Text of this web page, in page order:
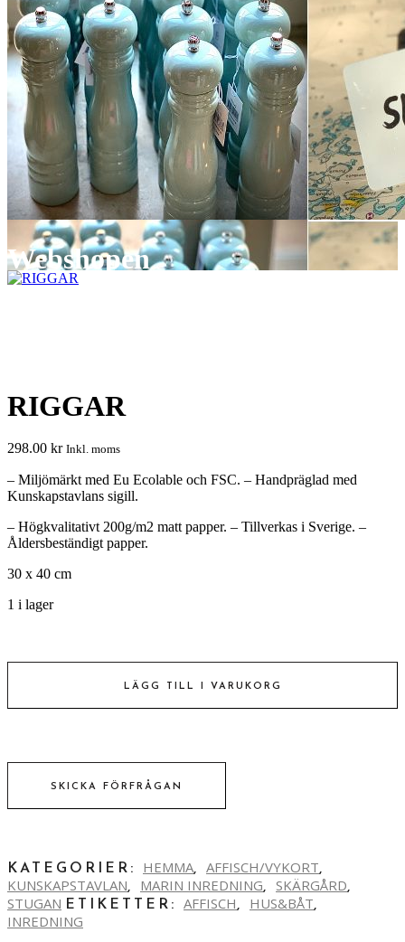
Webshopen
RIGGAR
298.00 kr Inkl. moms
– Miljömärkt med Eu Ecolable och FSC. – Handpräglad med
Kunskapstavlans sigill.
– Högkvalitativt 200g/m2 matt papper. – Tillverkas i Sverige. –
Åldersbeständigt papper.
30 x 40 cm
1 i lager
LÄGG TILL I VARUKORG
SKICKA FÖRFRÅGAN
KATEGORIER: HEMMA, AFFISCH/VYKORT,
KUNSKAPSTAVLAN, MARIN INREDNING, SKÄRGÅRD,
STUGAN ETIKETTER: AFFISCH, HUS&BÅT,
INREDNING